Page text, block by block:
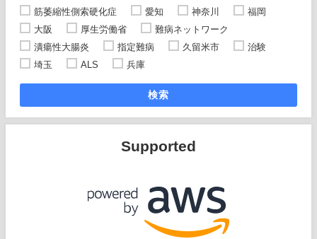
筋萎縮性側索硬化症
愛知 神奈川
福岡
大阪
厚生労働省
難病ネットワーク
潰瘍性大腸炎
指定難病 久留米市
治験
埼玉
ALS 兵庫
検索
Supported